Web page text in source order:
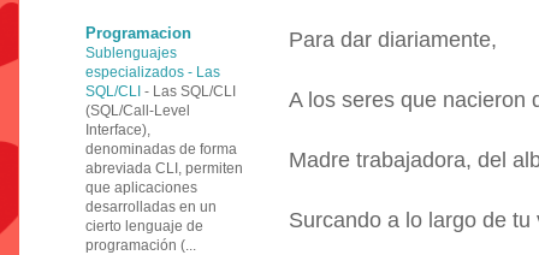
Para dar diariamente,
A los seres que nacieron
Madre trabajadora, del
Surcando a lo largo de tu
Programacion
Sublenguajes
especializados - Las
SQL/CLI - Las SQL/CLI
(SQL/Call-Level
Interface),
denominadas de forma
abreviada CLI, permiten
que aplicaciones
desarrolladas en un
cierto lenguaje de
programación (...